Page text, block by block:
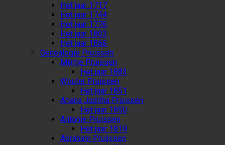
Het jaar 1717
Het jaar 1744
Het jaar 1776
Het jaar 1803
Het jaar 1866
Genealogie Pruissen
Mijntje Pruissen
Het jaar 1883
Wouter Pruissen
Het jaar 1851
Ariana Juditha Pruissen
Het jaar 1850
Antonie Pruissen
Het jaar 1819
Abraham Pruijssen